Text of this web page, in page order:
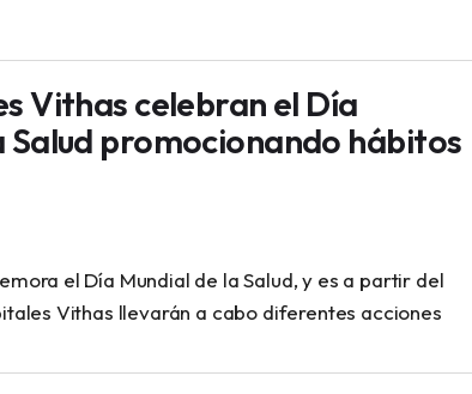
Vithas celebran el Día
Salud promocionando hábitos
el Día Mundial de la Salud, y es a partir del
Vithas llevarán a cabo diferentes acciones